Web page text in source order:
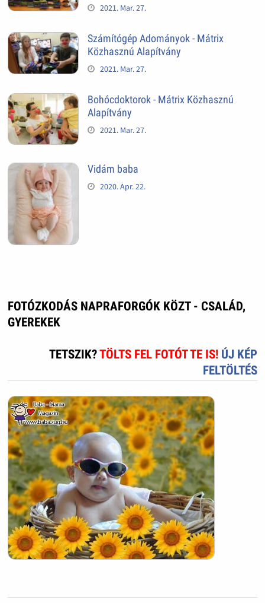
2021. Mar. 27.
Számítógép Adományok - Mátrix
Közhasznú Alapítvány
2021. Mar. 27.
Bohócdoktorok - Mátrix Közhasznú
Alapítvány
2021. Mar. 27.
Vidám baba
2020. Apr. 22.
FOTÓZKODÁS NAPRAFORGÓK KÖZT - CSALÁD,
GYEREKEK
TETSZIK?TÖLTS FEL FOTÓT TE IS! ÚJ KÉP
FELTÖLTÉS